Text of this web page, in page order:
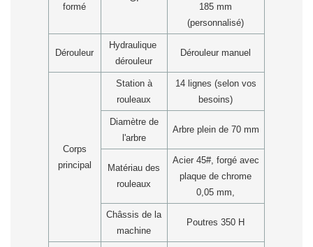
formé
185 mm
(personnalisé)
Dérouleur
Hydraulique
dérouleur
Dérouleur manuel
Corps
principal
Station à
rouleaux
14 lignes (selon vos
besoins)
Diamètre de
l'arbre
Arbre plein de 70 mm
Matériau des
rouleaux
Acier 45#, forgé avec
plaque de chrome
0,05 mm,
Châssis de la
machine
Poutres 350 H